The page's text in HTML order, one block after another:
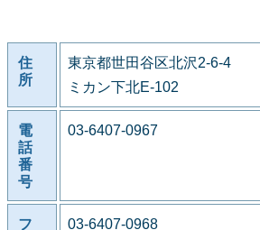
住
所
東京都世田谷区北沢2-6-4
ミカン下北E-102
電
話
番
号
03-6407-0967
フ 03-6407-0968